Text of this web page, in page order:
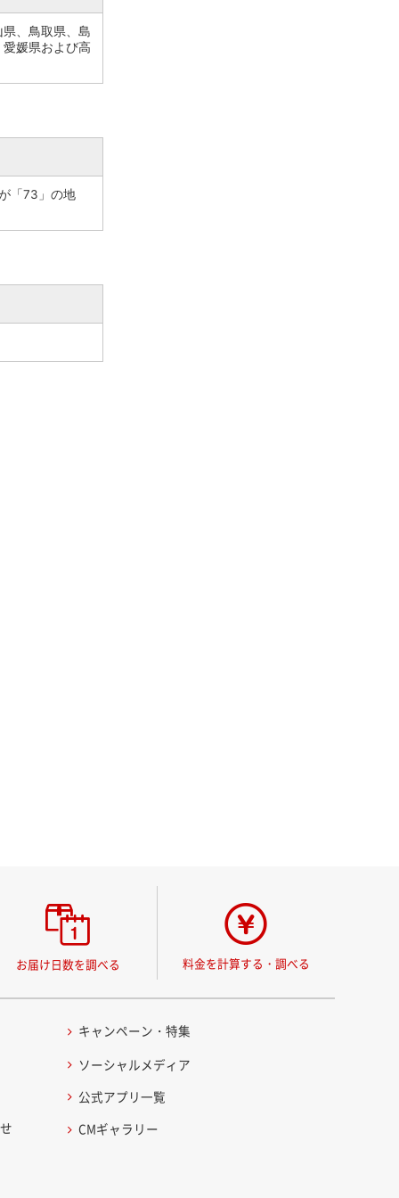
、鳥取県、島
媛県および高
「73」の地
お届け日数を調べる 料金を計算する・調べる
キャンペーン・特集
ソーシャルメディア
公式アプリ一覧
CMギャラリー